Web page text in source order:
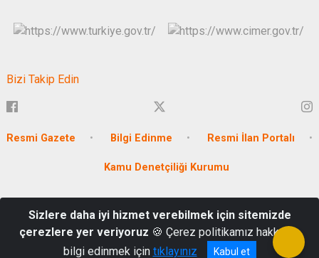
Bizi Takip Edin
Resmi Gazete Bilgi Edinme Resmi İlan Portalı
Kamu Denetçiliği Kurumu
ADANA
03224592743
Sizlere daha iyi hizmet verebilmek için sitemizde
çerezlere yer veriyoruz 🍪 Çerez politikamız hakkında
bilgi edinmek için tıklayınız Kabul et